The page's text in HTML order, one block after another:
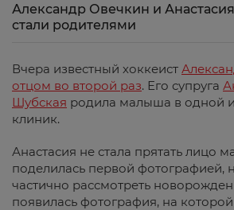
Александр Овечкин и
стали родителями
Вчера известный хоккеист
отцом во второй раз. Его супруга
Шубская родила малыша в одной
клиник.
Анастасия не стала прятать лицо
поделилась первой фотографией,
частично рассмотреть
появилась фотография, на